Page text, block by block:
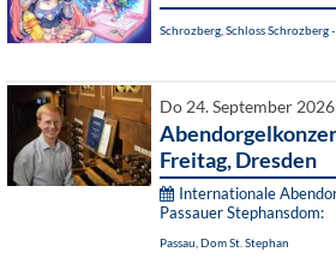
Schrozberg, Schloss Schrozberg
Do 24. September
Freitag, Dresden
Internationale
Passauer Stephansdom:
Passau, Dom St. Stephan